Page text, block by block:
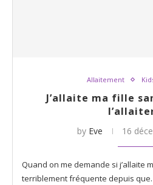
Allaitement
J’allaite ma fille
by Eve 16
Quand on me demande si j’allaite
terriblement fréquente depuis